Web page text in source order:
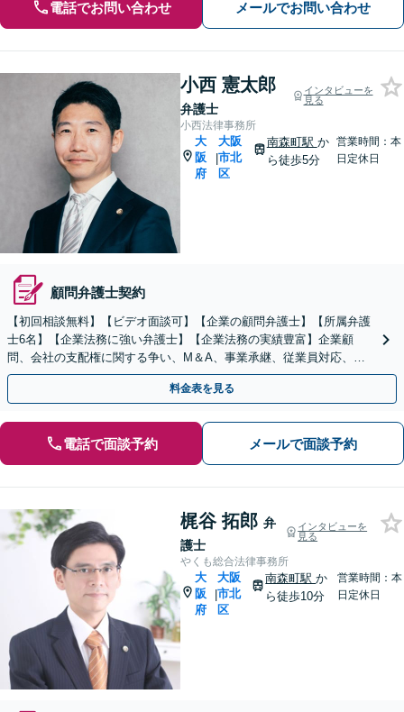
電話でお問い合わせ メールでお問い合わせ
小西 憲太郎
弁護士
インタビューを
見る
小西法律事務所
大
阪
府
|
大阪
市北
区
南森町駅 か
ら徒歩5分
営業時間：本
日定休日
顧問弁護士契約
【初回相談無料】【ビデオ面談可】【企業の顧問弁護士】【所属弁護
士6名】【企業法務に強い弁護士】【企業法務の実績豊富】企業顧
問、会社の支配権に関する争い、M＆A、事業承継、従業員対応、取
引先とトラブル、債権回収等につき豊富な対応実績
料金表を見る
電話で面談予約 メールで面談予約
梶谷 拓郎 弁
護士
インタビューを
見る
やくも総合法律事務所
大
阪
府
|
大阪
市北
区
南森町駅か
ら徒歩10分
営業時間：本
日定休日